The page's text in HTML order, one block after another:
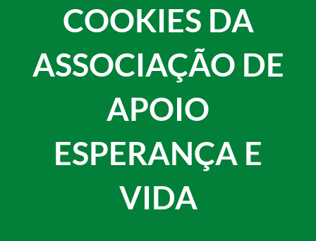
COOKIES DA
ASSOCIAÇÃO DE
APOIO
ESPERANÇA E
VIDA